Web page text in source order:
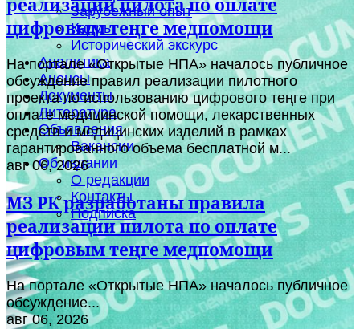
Зарубежный опыт
Кадры
Исторический экскурс
Аналитика
Анонсы
Документы
Литература
Объявления
Вакансии
Об издании
О редакции
Контакты
Подписка
цифровым теңге медпомощи
На портале «Открытые НПА» началось публичное
обсуждение правил реализации пилотного
проекта по использованию цифрового теңге при
оплате медицинской помощи, лекарственных
средств и медицинских изделий в рамках
гарантированного объема бесплатной м...
авг 06, 2026
МЗ РК разработаны правила
реализации пилота по оплате
цифровым теңге медпомощи
На портале «Открытые НПА» началось публичное
обсуждение...
авг 06, 2026